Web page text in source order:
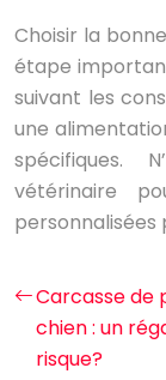
Choisir la
étape
suivant les
une
spécifiques.
vétérinaire
personnalisées
Carcasse de
chien : un
risque?